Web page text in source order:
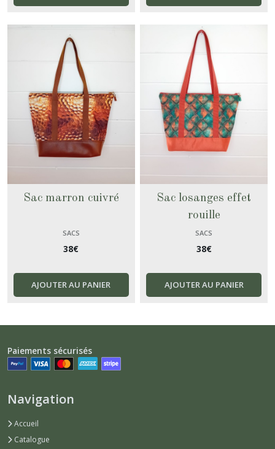
Sac marron cuivré
SACS
38€
AJOUTER AU PANIER
Sac losanges effet
rouille
SACS
38€
AJOUTER AU PANIER
Paiements sécurisés
Navigation
Accueil
Catalogue